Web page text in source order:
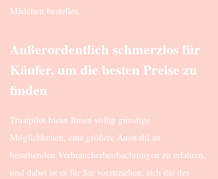
Mädchen bestellen.
Außerordentlich schmerzlos für
Käufer, um die besten Preise zu
finden
Trustpilot bietet Ihnen völlig günstige
Möglichkeiten, eine größere Auswahl an
bestehenden Verbraucherbeobachtungen zu erfahren,
und dabei ist es für Sie vorzuziehen, sich die des